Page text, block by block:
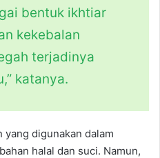
bentuk ikhtiar
kekebalan
terjadinya
katanya.
yang digunakan dalam
halal dan suci. Namun,